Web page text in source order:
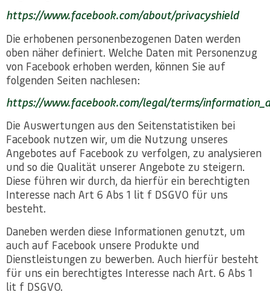
https://www.facebook.com/about/privacyshield
Die erhobenen personenbezogenen Daten werden
oben näher definiert. Welche Daten mit Personenzug
von Facebook erhoben werden, können Sie auf
folgenden Seiten nachlesen:
https://www.facebook.com/legal/terms/
Die Auswertungen aus den Seitenstatistiken bei
Facebook nutzen wir, um die Nutzung unseres
Angebotes auf Facebook zu verfolgen, zu analysieren
und so die Qualität unserer Angebote zu steigern.
Diese führen wir durch, da hierfür ein berechtigten
Interesse nach Art 6 Abs 1 lit f DSGVO für uns
besteht.
Daneben werden diese Informationen genutzt, um
auch auf Facebook unsere Produkte und
Dienstleistungen zu bewerben. Auch hierfür besteht
für uns ein berechtigtes Interesse nach Art. 6 Abs 1
lit f DSGVO.